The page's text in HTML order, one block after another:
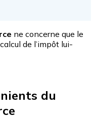
ne concerne que le
de l’impôt lui-
du